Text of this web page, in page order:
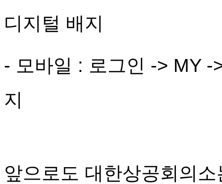
디지털 배지
- 모바일 : 로그인 -> MY
지
앞으로도 대한상공회의